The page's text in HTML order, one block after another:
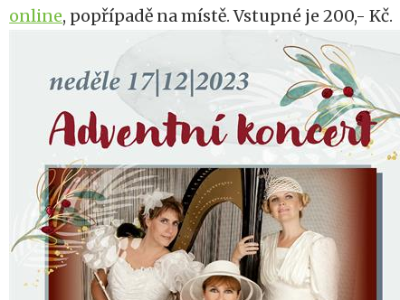
online, popřípadě na místě. Vstupné je 200,- Kč.